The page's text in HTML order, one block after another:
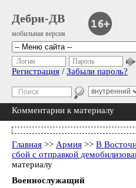
Дебри-ДВ
мобильная версия
Логин Пароль
Регистрация / Забыли пароль?
Комментарии к материалу
Главная >> Армия >> В
сбой с отправкой
материалу
Военнослужащий